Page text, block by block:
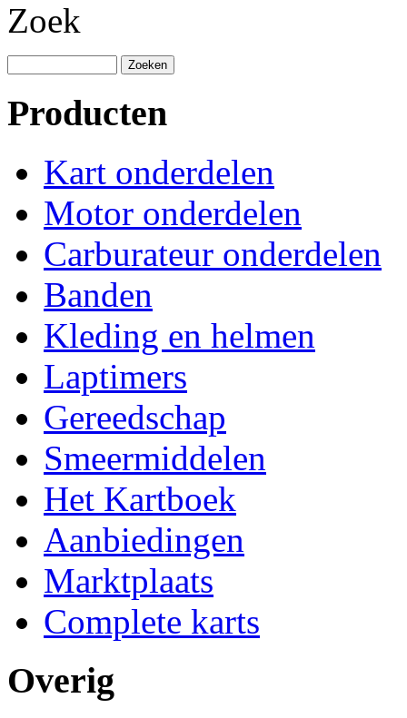
Zoek
Producten
Kart onderdelen
Motor onderdelen
Carburateur onderdelen
Banden
Kleding en helmen
Laptimers
Gereedschap
Smeermiddelen
Het Kartboek
Aanbiedingen
Marktplaats
Complete karts
Overig